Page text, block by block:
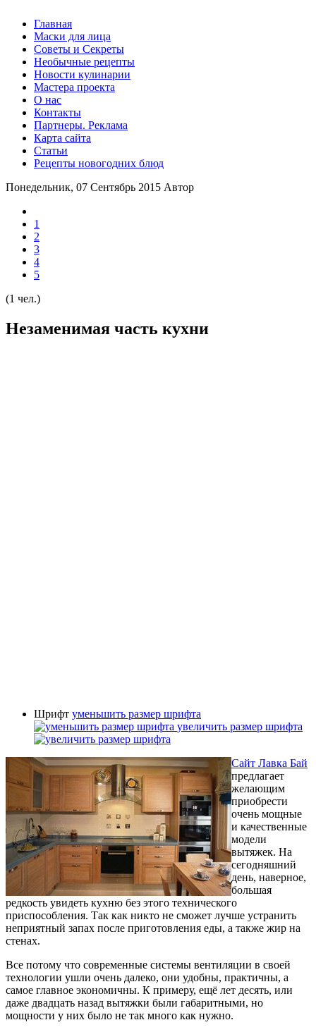
Главная
Маски для лица
Советы и Секреты
Необычные рецепты
Новости кулинарии
Мастера проекта
О нас
Контакты
Партнеры. Реклама
Карта сайта
Статьи
Рецепты новогодних блюд
Понедельник, 07 Сентябрь 2015 Автор
1
2
3
4
5
(1 чел.)
Незаменимая часть кухни
Шрифт уменьшить размер шрифта
увеличить размер шрифта
Сайт Лавка Бай
предлагает
желающим
приобрести
очень мощные
и качественные
модели
вытяжек. На
сегодняшний
день, наверное,
большая
редкость увидеть кухню без этого технического
приспособления. Так как никто не сможет лучше устранить
неприятный запах после приготовления еды, а также жир на
стенах.
Все потому что современные системы вентиляции в своей
технологии ушли очень далеко, они удобны, практичны, а
самое главное экономичны. К примеру, ещё лет десять, или
даже двадцать назад вытяжки были габаритными, но
мощности у них было не так много как нужно.